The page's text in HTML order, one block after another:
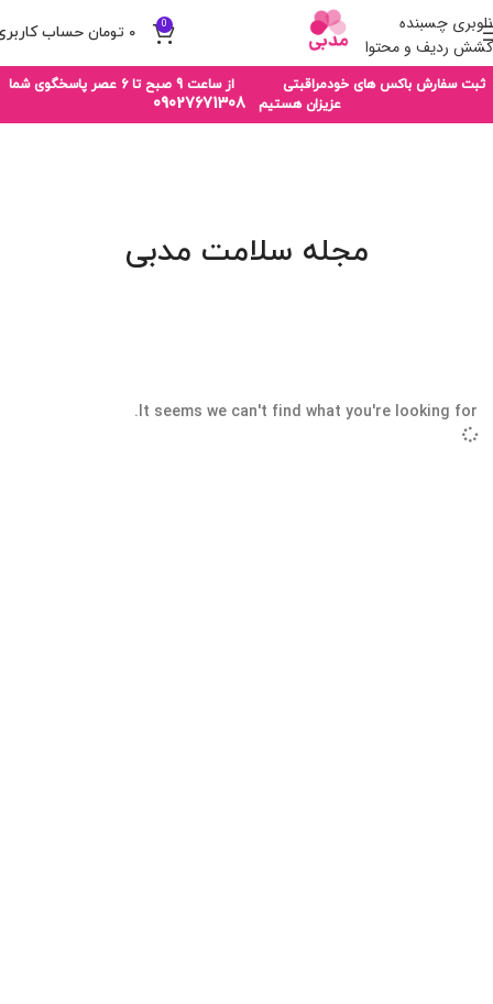
ناوبری چسبنده
کشش ردیف و محتوا
0 ۰ تومان
ثبت سفارش باکس های خودمراقبتی از ساعت 9 صبح تا 6 عصر پاسخگوی شما
عزیزان هستیم
09027671308
مجله سلامت مدبی
It seems we can't find what you're looking for.